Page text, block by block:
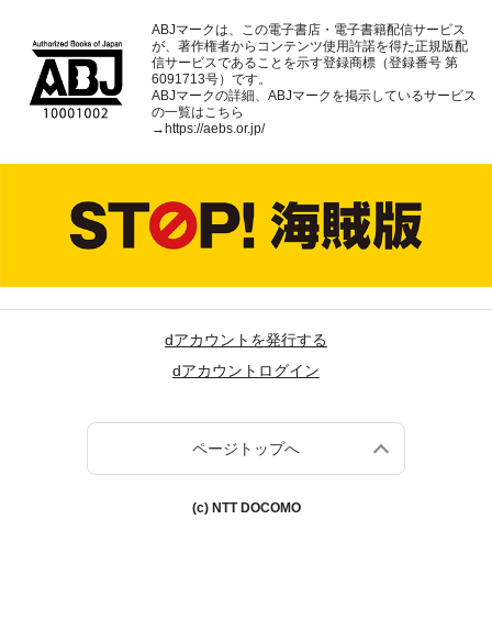
ABJマークは、この電子書店・電子書籍配信サービス
が、著作権者からコンテンツ使用許諾を得た正規版配
信サービスであることを示す登録商標（登録番号 第
6091713号）です。
ABJマークの詳細、ABJマークを掲示しているサービス
の一覧はこちら
→ https://aebs.or.jp/
dアカウントを発行する
dアカウントログイン
ページトップへ
(c) NTT DOCOMO